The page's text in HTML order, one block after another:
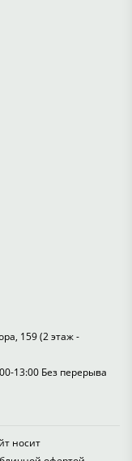
159 (2 этаж -
13:00 Без перерыва
носит